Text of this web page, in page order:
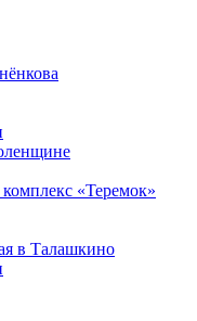
«Теремок»
в Талашкино